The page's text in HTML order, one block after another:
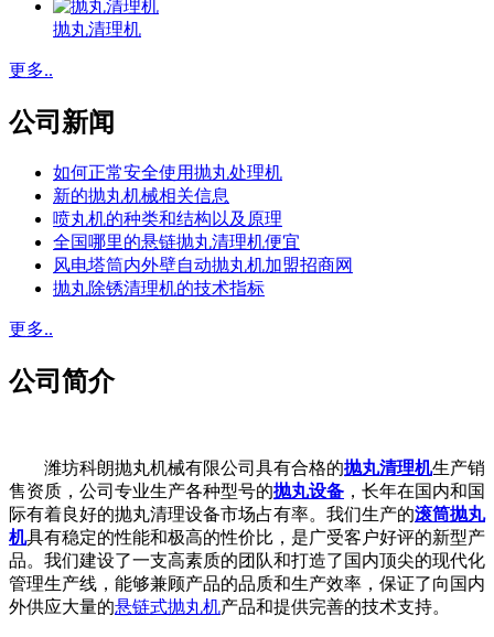
抛丸清理机
更多..
公司新闻
如何正常安全使用抛丸处理机
新的抛丸机械相关信息
喷丸机的种类和结构以及原理
全国哪里的悬链抛丸清理机便宜
风电塔筒内外壁自动抛丸机加盟招商网
抛丸除锈清理机的技术指标
更多..
公司简介
潍坊科朗抛丸机械有限公司具有合格的抛丸清理机生产销
售资质，公司专业生产各种型号的抛丸设备 ，长年在国内和国
际有着良好的抛丸清理设备市场占有率。我们生产的滚筒抛丸
机具有稳定的性能和极高的性价比，是广受客户好评的新型产
品。我们建设了一支高素质的团队和打造了国内顶尖的现代化
管理生产线，能够兼顾产品的品质和生产效率，保证了向国内
外供应大量的悬链式抛丸机产品和提供完善的技术支持。